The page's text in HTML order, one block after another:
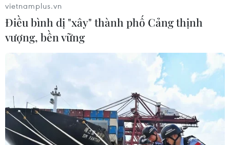
vietnamplus.vn
Điều bình dị "xây" thành phố Cảng thịnh
vượng, bền vững